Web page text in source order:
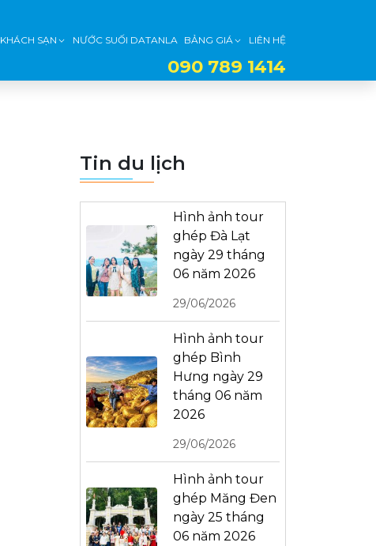
KHÁCH SẠN NƯỚC SUỐI DATANLA BẢNG GIÁ LIÊN HỆ
090 789 1414
Tin du lịch
Hình ảnh tour
ghép Đà Lạt
ngày 29 tháng
06 năm 2026
29/06/2026
Hình ảnh tour
ghép Bình
Hưng ngày 29
tháng 06 năm
2026
29/06/2026
Hình ảnh tour
ghép Măng Đen
ngày 25 tháng
06 năm 2026